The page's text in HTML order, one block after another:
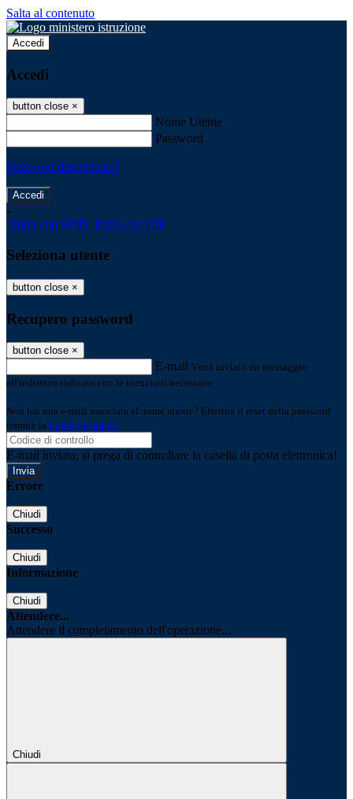
Salta al contenuto
Accedi
Accedi
button close ×
Nome Utente
Password
Password dimenticata?
-
Entra con SPID Entra con CIE
Seleziona utente
button close ×
Recupero password
button close ×
E-mail Verrà inviato un messaggio
all'indirizzo indicato con le istruzioni necessarie.
Non hai una e-mail associata al nome utente? Effettua il reset della password
tramite la Login Spaggiari
E-mail inviata, si prega di controllare la casella di posta elettronica!
Errore
Chiudi
Successo
Chiudi
Informazione
Chiudi
Attendere...
Attendere il completamento dell'operazione...
Chiudi